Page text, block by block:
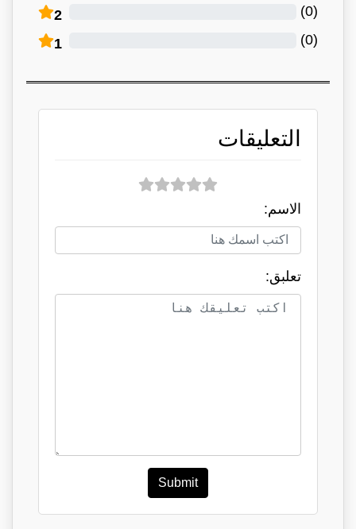
2 (
0
)
1 (
0
)
التعليقات
الاسم:
تعلبق:
Submit